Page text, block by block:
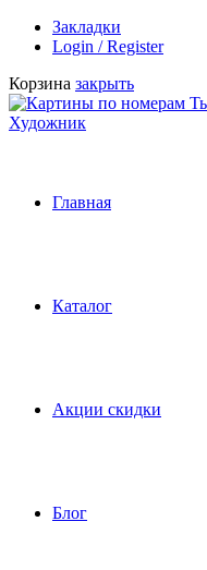
Закладки
Login / Register
Корзина закрыть
Главная
Каталог
Акции скидки
Блог